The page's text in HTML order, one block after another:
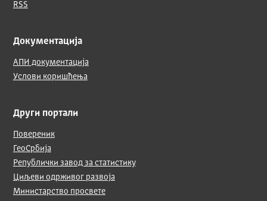
RSS
Документација
АПИ документација
Услови коришћења
Други портали
Повереник
ГеоСрбија
Републички завод за статистику
Циљеви одрживог развоја
Министарство просвете